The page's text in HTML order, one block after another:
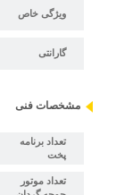
ویژگی خاص
گارانتی
مشخصات فنی
تعداد برنامه
پخت
تعداد موتور